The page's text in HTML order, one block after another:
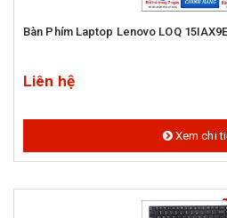
Bàn Phím Laptop Lenovo LOQ
Liên hệ
Xem chi